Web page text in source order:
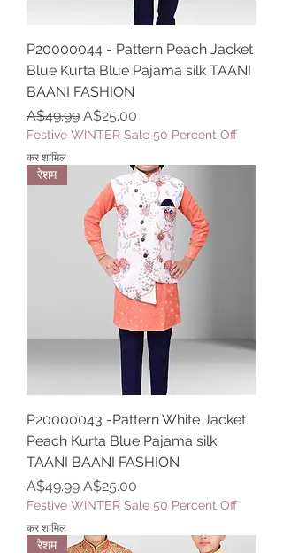
P20000044 - Pattern Peach Jacket
Blue Kurta Blue Pajama silk TAANI
BAANI FASHION
नियमित मूल्य
A$49.99 बिक्री मूल्य
A$25.00
Festive WINTER Sale 50 Percent Off
कर शामिल
रेशम
P20000043 -Pattern White Jacket
Peach Kurta Blue Pajama silk
TAANI BAANI FASHION
नियमित मूल्य
A$49.99 बिक्री मूल्य
A$25.00
Festive WINTER Sale 50 Percent Off
कर शामिल
रेशम